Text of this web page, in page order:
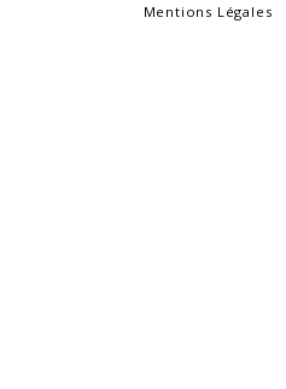
Mentions Légales